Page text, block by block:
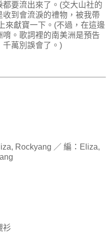
要流出來了。(交大山社的
到會流淚的禮物，被我帶
來獻寶一下。(不過，在這邊
。歌詞裡的南美洲是預告
千萬別誤會了。)
Rockyang ／ 編：Eliza,
衫